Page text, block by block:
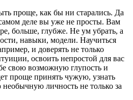
проще, как бы ни старались. Да
деле вы уже не просты. Вам
больше, глубже. Не ум убрать, а
навыки, модели. Научиться
и доверять не только
освоить непростой для вас
свою возможную глупость и
проще принять чужую, узнать
необычную личность не только за